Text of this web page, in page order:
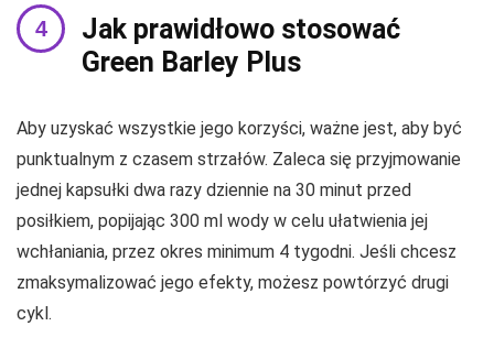
Jak prawidłowo stosować
Green Barley Plus
Aby uzyskać wszystkie jego korzyści, ważne jest, aby być
punktualnym z czasem strzałów. Zaleca się przyjmowanie
jednej kapsułki dwa razy dziennie na 30 minut przed
posiłkiem, popijając 300 ml wody w celu ułatwienia jej
wchłaniania, przez okres minimum 4 tygodni. Jeśli chcesz
zmaksymalizować jego efekty, możesz powtórzyć drugi
cykl.